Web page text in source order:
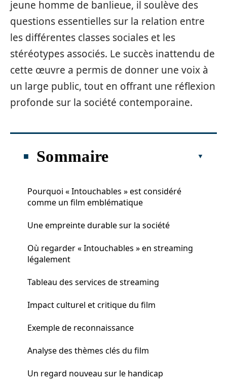
jeune homme de banlieue, il soulève des
questions essentielles sur la relation entre
les différentes classes sociales et les
stéréotypes associés. Le succès inattendu de
cette œuvre a permis de donner une voix à
un large public, tout en offrant une réflexion
profonde sur la société contemporaine.
Sommaire
Pourquoi « Intouchables » est considéré
comme un film emblématique
Une empreinte durable sur la société
Où regarder « Intouchables » en streaming
légalement
Tableau des services de streaming
Impact culturel et critique du film
Exemple de reconnaissance
Analyse des thèmes clés du film
Un regard nouveau sur le handicap